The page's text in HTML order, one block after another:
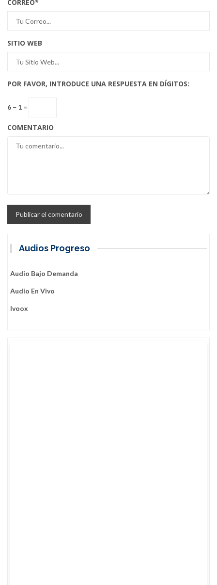
CORREO*
SITIO WEB
POR FAVOR, INTRODUCE UNA RESPUESTA EN DÍGITOS:
6 − 1 =
COMENTARIO
Audios Progreso
Audio Bajo Demanda
Audio En Vivo
Ivoox